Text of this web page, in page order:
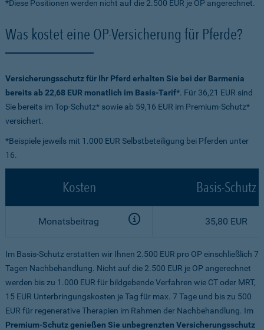
*Diese Positionen werden nicht auf die 2.500 EUR je OP angerechnet.
Was kostet eine OP-Versicherung für Pferde?
Versicherungsschutz für Ihr Pferd erhalten Sie bei der Barmenia
bereits ab 22,68 EUR monatlich im Basis-Tarif*. Für 36,21 EUR sind
Sie bereits im Top-Schutz* sowie ab 59,16 EUR im Premium-Schutz*
versichert.
*Beispiele jeweils mit 1.000 EUR Selbstbeteiligung bei Pferden unter
16.
Kosten Basis-Schutz
Monatsbeitrag 35,80 EUR
Im Basis-Schutz erstatten wir Ihnen 2.500 EUR pro OP einschließlich 7
Tagen Nachbehandlung. Nicht auf die 2.500 EUR je OP angerechnet
werden bis zu 1.000 EUR für bildgebende Verfahren wie CT oder MRT,
15 EUR Unterbringungskosten je Tag für max. 7 Tage und bis zu 500
EUR für regenerative Therapien im Rahmen der Nachbehandlung. Im
Premium-Schutz genießen Sie unbegrenzten Versicherungsschutz